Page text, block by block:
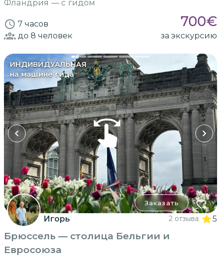
Фландрия — с гидом
7 часов 700€
до 8 человек за экскурсию
ИНДИВИДУАЛЬНАЯ
на машине гида
Заказать
Игорь 2 отзыва 5
Брюссель — столица Бельгии и
Евросоюза